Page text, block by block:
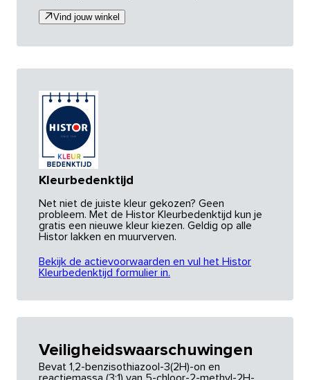
Vind jouw winkel
Kleurbedenktijd
Net niet de juiste kleur gekozen? Geen
probleem. Met de Histor Kleurbedenktijd kun je
gratis een nieuwe kleur kiezen. Geldig op alle
Histor lakken en muurverven.
Bekijk de actievoorwaarden en vul het Histor
Kleurbedenktijd formulier in.
Veiligheidswaarschuwingen
Bevat 1,2-benzisothiazool-3(2H)-on en
reactiemassa (3:1) van 5-chloor-2-methyl-2H-